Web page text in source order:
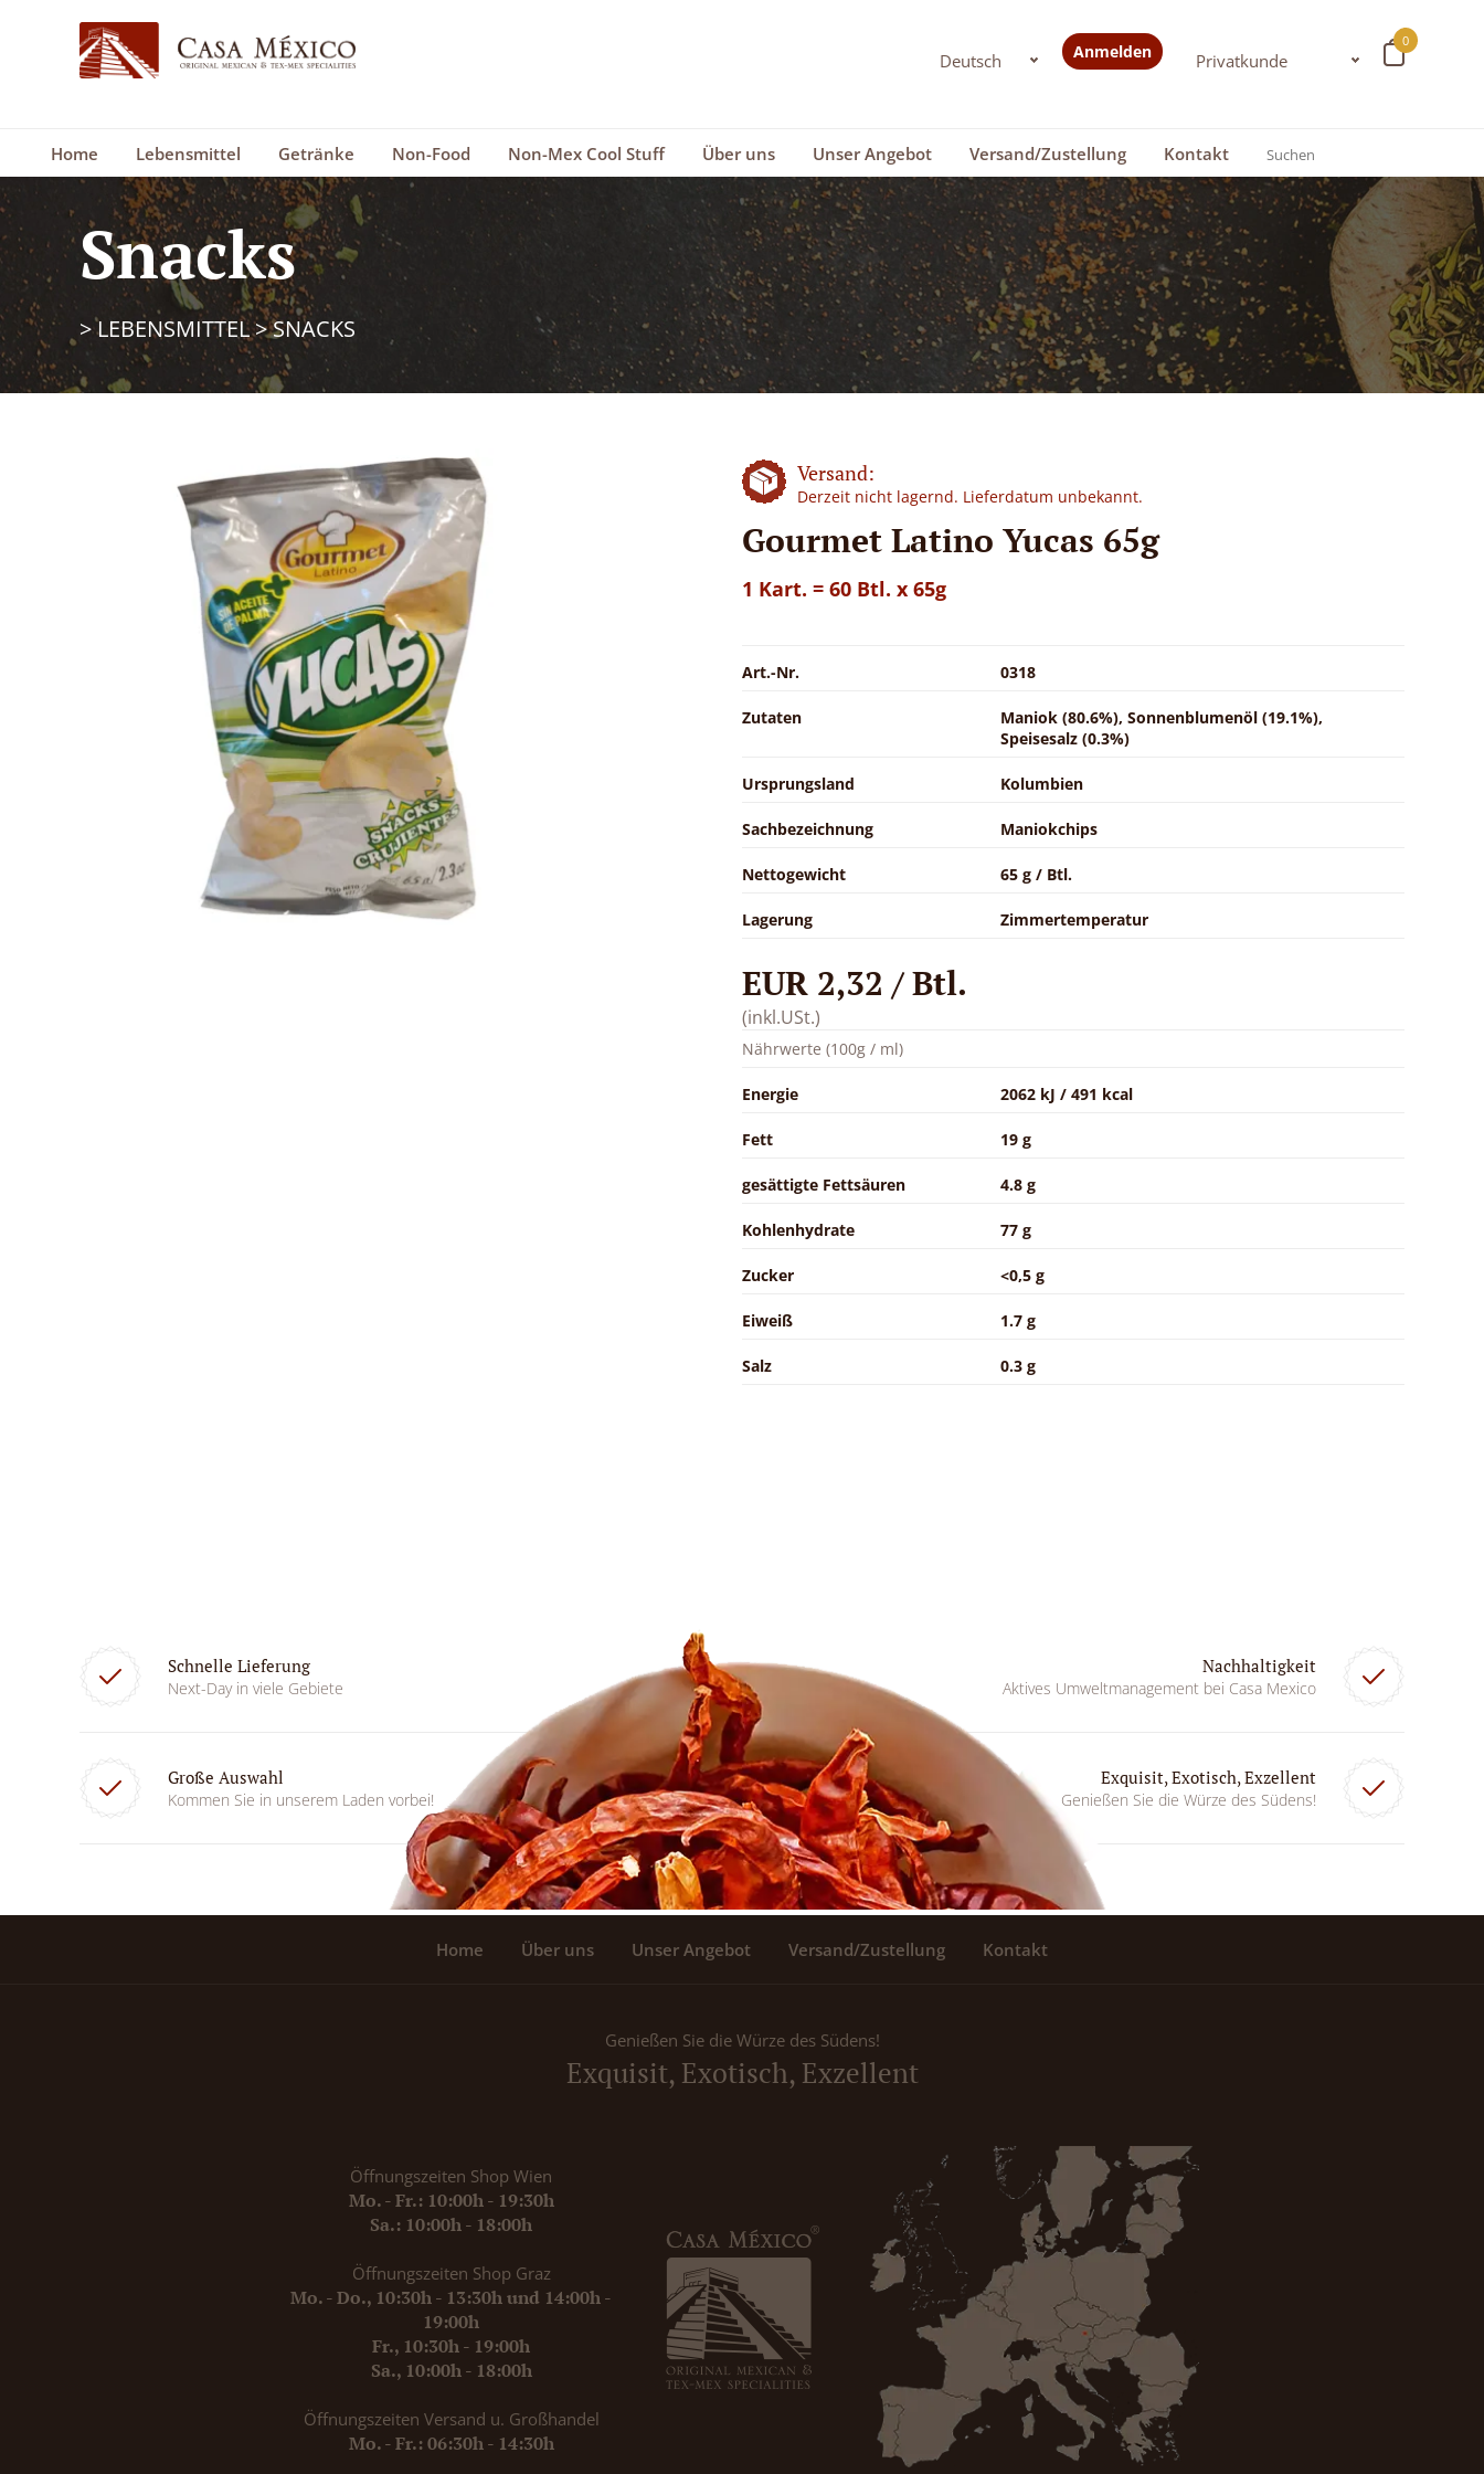
0
Anmelden
Home Lebensmittel Getränke Non-Food Non-Mex Cool Stuff Über uns Unser Angebot Versand/Zustellung Kontakt
Snacks
>LEBENSMITTEL>SNACKS
Versand:
Derzeit nicht lagernd. Lieferdatum unbekannt.
Gourmet Latino Yucas 65g
1 Kart. = 60 Btl. x 65g
Art.-Nr. 0318
Zutaten
Maniok (80.6%), Sonnenblumenöl (19.1%),
Speisesalz (0.3%)
Ursprungsland Kolumbien
Sachbezeichnung Maniokchips
Nettogewicht 65 g / Btl.
Lagerung Zimmertemperatur
EUR 2,32 / Btl.
(inkl.USt.)
Nährwerte (100g / ml)
Energie 2062 kJ / 491 kcal
Fett 19 g
gesättigte Fettsäuren 4.8 g
Kohlenhydrate 77 g
Zucker <0,5 g
Eiweiß 1.7 g
Salz 0.3 g
Schnelle Lieferung
Next-Day in viele Gebiete
Nachhaltigkeit
Aktives Umweltmanagement bei Casa Mexico
Große Auswahl
Kommen Sie in unserem Laden vorbei!
Exquisit, Exotisch, Exzellent
Genießen Sie die Würze des Südens!
Home Über uns Unser Angebot Versand/Zustellung Kontakt
Genießen Sie die Würze des Südens!
Exquisit, Exotisch, Exzellent
Öffnungszeiten Shop Wien
Mo. - Fr.: 10:00h - 19:30h
Sa.: 10:00h - 18:00h
Öffnungszeiten Shop Graz
Mo. - Do., 10:30h - 13:30h und 14:00h -
19:00h
Fr., 10:30h - 19:00h
Sa., 10:00h - 18:00h
Öffnungszeiten Versand u. Großhandel
Mo. - Fr.: 06:30h - 14:30h